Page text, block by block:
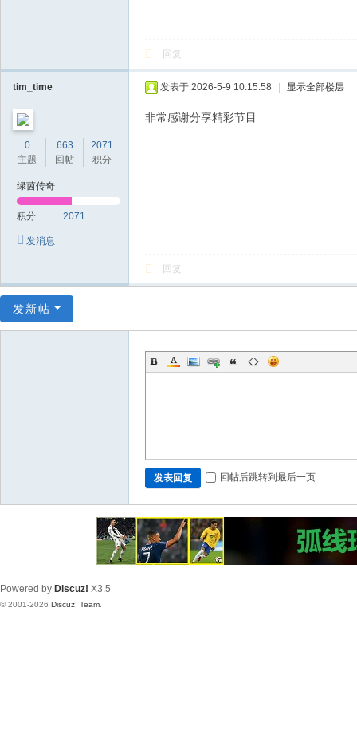
回复
tim_time
0
主题
663
回帖
2071
积分
绿茵传奇
积分 2071
发消息
发表于 2026-5-9 10:15:58 显示全部楼层
非常感谢分享精彩节目
回复
发新帖
发表回复 回帖后跳转到最后一页
Powered by Discuz! X3.5
© 2001-2026 Discuz! Team